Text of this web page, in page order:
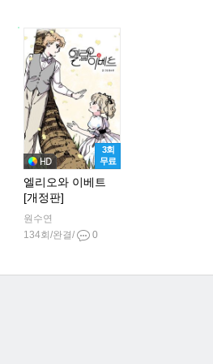
3회
무료
엘리오와 이베트
[개정판]
원수연
134회/완결/
0